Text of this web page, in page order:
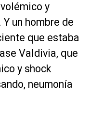
y
un hombre de
que estaba
Valdivia, que
y shock
neumonía